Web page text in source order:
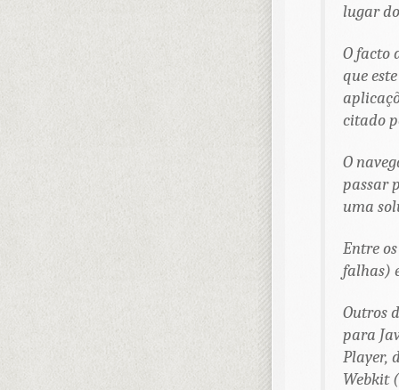
lugar
O facto
que
citado
O
passar
uma
Entre
falhas)
Outros
para
Player,
Webkit